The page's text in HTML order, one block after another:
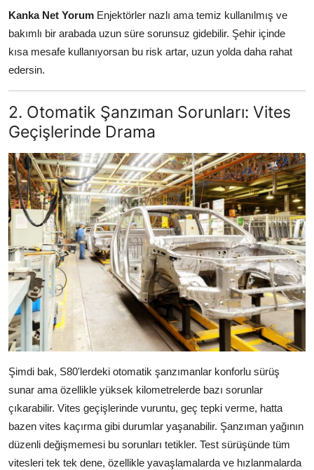
Kanka Net Yorum Enjektörler nazlı ama temiz kullanılmış ve
bakımlı bir arabada uzun süre sorunsuz gidebilir. Şehir içinde
kısa mesafe kullanıyorsan bu risk artar, uzun yolda daha rahat
edersin.
2. Otomatik Şanzıman Sorunları: Vites
Geçişlerinde Drama
Şimdi bak, S80'lerdeki otomatik şanzımanlar konforlu sürüş
sunar ama özellikle yüksek kilometrelerde bazı sorunlar
çıkarabilir. Vites geçişlerinde vuruntu, geç tepki verme, hatta
bazen vites kaçırma gibi durumlar yaşanabilir. Şanzıman yağının
düzenli değişmemesi bu sorunları tetikler. Test sürüşünde tüm
vitesleri tek tek dene, özellikle yavaşlamalarda ve hızlanmalarda